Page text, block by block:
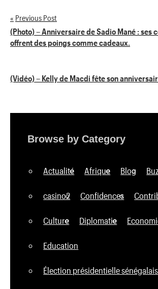
Navigation
de
Previous Post
(Photo) – Anniversaire de Sadio Mané : ses
offrent des poings comme cadeaux.
(Vidéo) – Kelly de Macdi fête son
Browse by Category
Actualité Afrique Blog
casino2 Confidences
Culture Diplomatie
Education
Élection présidentielle